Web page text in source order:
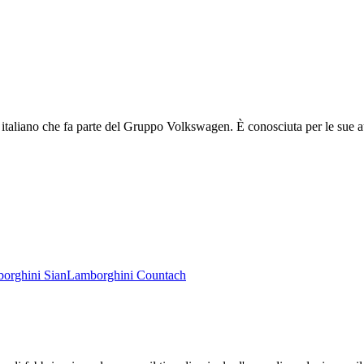
che fa parte del Gruppo Volkswagen. È conosciuta per le sue
SianLamborghini Countach